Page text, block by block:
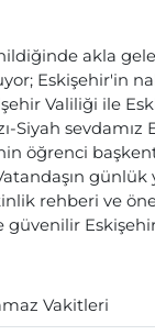
akla
Eskişehir'in
Valiliği ile
Siyah
öğrenci
günlük
rehberi ve
güvenilir
Vakitleri